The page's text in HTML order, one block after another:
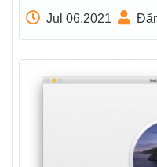
Jul 06.2021